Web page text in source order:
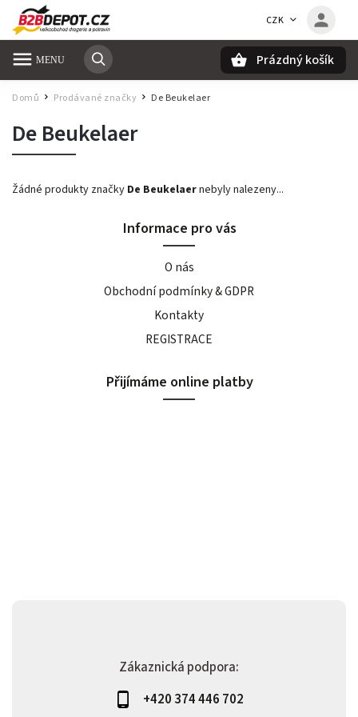
CZK
Prázdný košík
Domů / Prodávané značky / De Beukelaer
De Beukelaer
Žádné produkty značky De Beukelaernebyly nalezeny...
Zákaznická podpora:
+420 374 446 702
Informace pro vás
O nás
Obchodní podmínky & GDPR
Kontakty
REGISTRACE
Přijímáme online platby